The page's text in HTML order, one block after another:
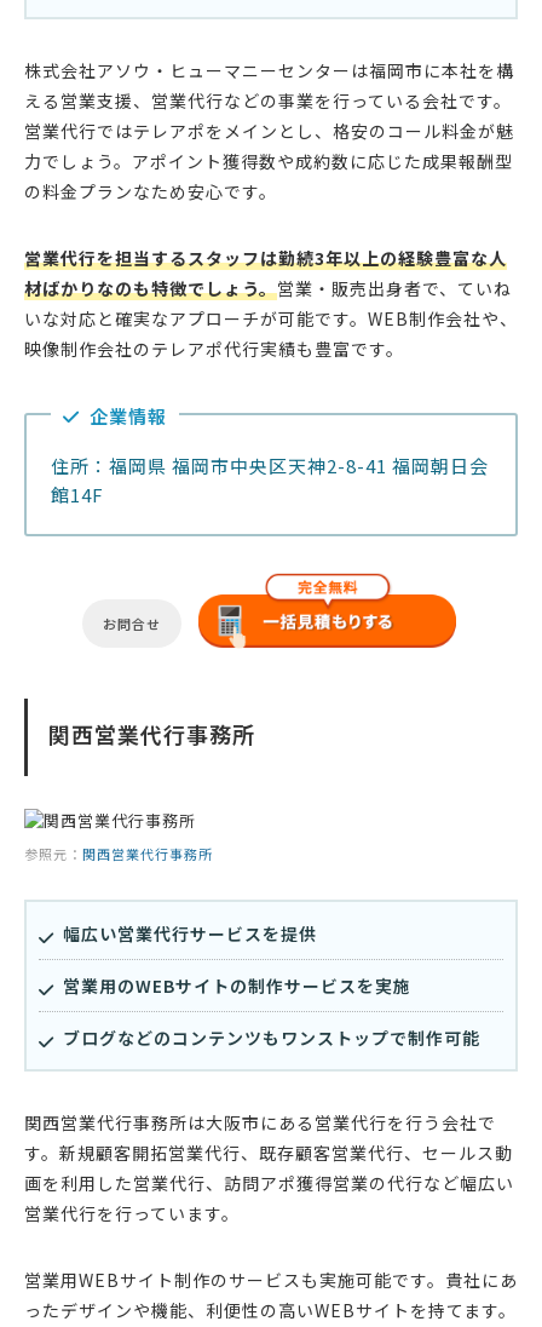
株式会社アソウ・ヒューマニーセンターは福岡市に本社を構
える営業支援、営業代行などの事業を行っている会社です。
営業代行ではテレアポをメインとし、格安のコール料金が魅
力でしょう。アポイント獲得数や成約数に応じた成果報酬型
の料金プランなため安心です。
営業代行を担当するスタッフは勤続3年以上の経験豊富な人
材ばかりなのも特徴でしょう。営業・販売出身者で、ていね
いな対応と確実なアプローチが可能です。WEB制作会社や、
映像制作会社のテレアポ代行実績も豊富です。
企業情報
住所：福岡県 福岡市中央区天神2-8-41 福岡朝日会
館14F
お問合せ
関西営業代行事務所
参照元： 関西営業代行事務所
幅広い営業代行サービスを提供
営業用のWEBサイトの制作サービスを実施
ブログなどのコンテンツもワンストップで制作可能
関西営業代行事務所は大阪市にある営業代行を行う会社で
す。新規顧客開拓営業代行、既存顧客営業代行、セールス動
画を利用した営業代行、訪問アポ獲得営業の代行など幅広い
営業代行を行っています。
営業用WEBサイト制作のサービスも実施可能です。貴社にあ
ったデザインや機能、利便性の高いWEBサイトを持てます。